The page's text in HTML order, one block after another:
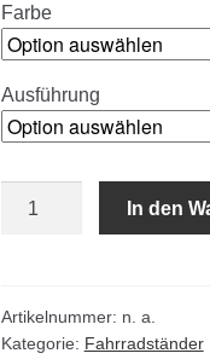
Farbe
Ausführung
12
Stellplätze
In den
Artikelnummer: n. a.
Kategorie: Fahrradständer